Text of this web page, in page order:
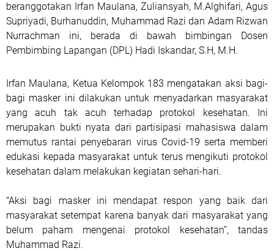
beranggotakan Irfan Maulana, Zuliansyah, M.Alghifari, Agus
Supriyadi, Burhanuddin, Muhammad Razi dan Adam Rizwan
Nurrachman ini, berada di bawah bimbingan Dosen
Pembimbing Lapangan (DPL) Hadi Iskandar, S.H, M.H.
Irfan Maulana, Ketua Kelompok 183 mengatakan aksi bagi-
bagi masker ini dilakukan untuk menyadarkan masyarakat
yang acuh tak acuh terhadap protokol kesehatan. Ini
merupakan bukti nyata dari partisipasi mahasiswa dalam
memutus rantai penyebaran virus Covid-19 serta memberi
edukasi kepada masyarakat untuk terus mengikuti protokol
kesehatan dalam melakukan kegiatan sehari-hari.
"Aksi bagi masker ini mendapat respon yang baik dari
masyarakat setempat karena banyak dari masyarakat yang
belum paham mengenai protokol kesehatan”, tandas
Muhammad Razi.